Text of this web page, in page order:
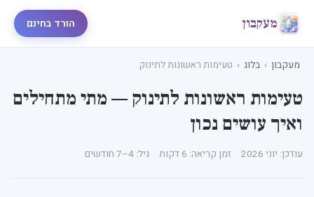
מעקבון הורד בחינם
מעקבון › בלוג › טעימות ראשונות לתינוק
טעימות ראשונות לתינוק — מתי מתחילים
ואיך עושים נכון
עודכן: יוני 2026 זמן קריאה: 6 דקות גיל: 4–7 חודשים